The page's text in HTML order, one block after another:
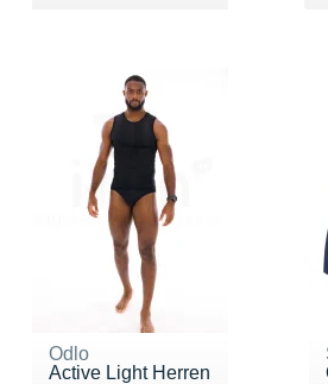
Odlo
Active Light Herren